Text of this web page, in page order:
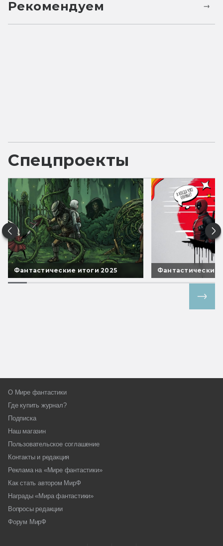
Рекомендуем
Спецпроекты
Фантастические итоги 2025 Фантастические
О Мире фантастики
Где купить журнал?
Подписка
Наш магазин
Пользовательское соглашение
Контакты и редакция
Реклама на «Мире фантастики»
Как стать автором МирФ
Награды «Мира фантастики»
Вопросы редакции
Форум МирФ